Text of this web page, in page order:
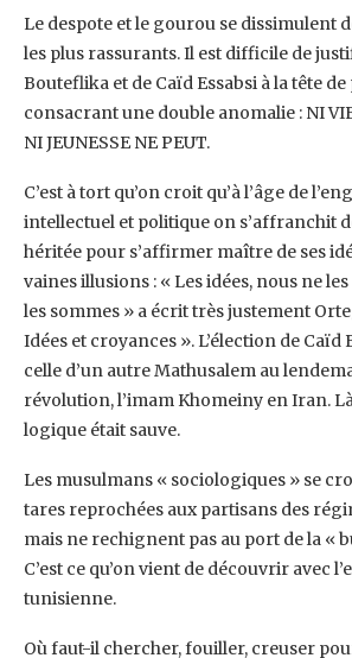
Le despote et le gourou se dissimulent
les plus rassurants. Il est difficile ‎de
Bouteflika et de Caïd Essabsi à la tête de
‎consacrant une double anomalie : NI
NI JEUNESSE NE PEUT.‎
C’est à tort qu’on croit qu’à l’âge de
intellectuel et politique on s’affranchit
héritée pour s’affirmer maître de ses
vaines illusions : ‎‎« Les idées, nous ne
les sommes » a écrit très justement
Idées et croyances ». L’élection de Caïd
celle d’un autre ‎Mathusalem au
révolution, l’imam Khomeiny en Iran.
‎logique était sauve.‎
Les musulmans « sociologiques » se
tares reprochées aux partisans des
mais ne rechignent pas au port de la «
C’est ce ‎qu’on vient de découvrir avec
tunisienne. ‎
Où faut-il chercher, fouiller, creuser